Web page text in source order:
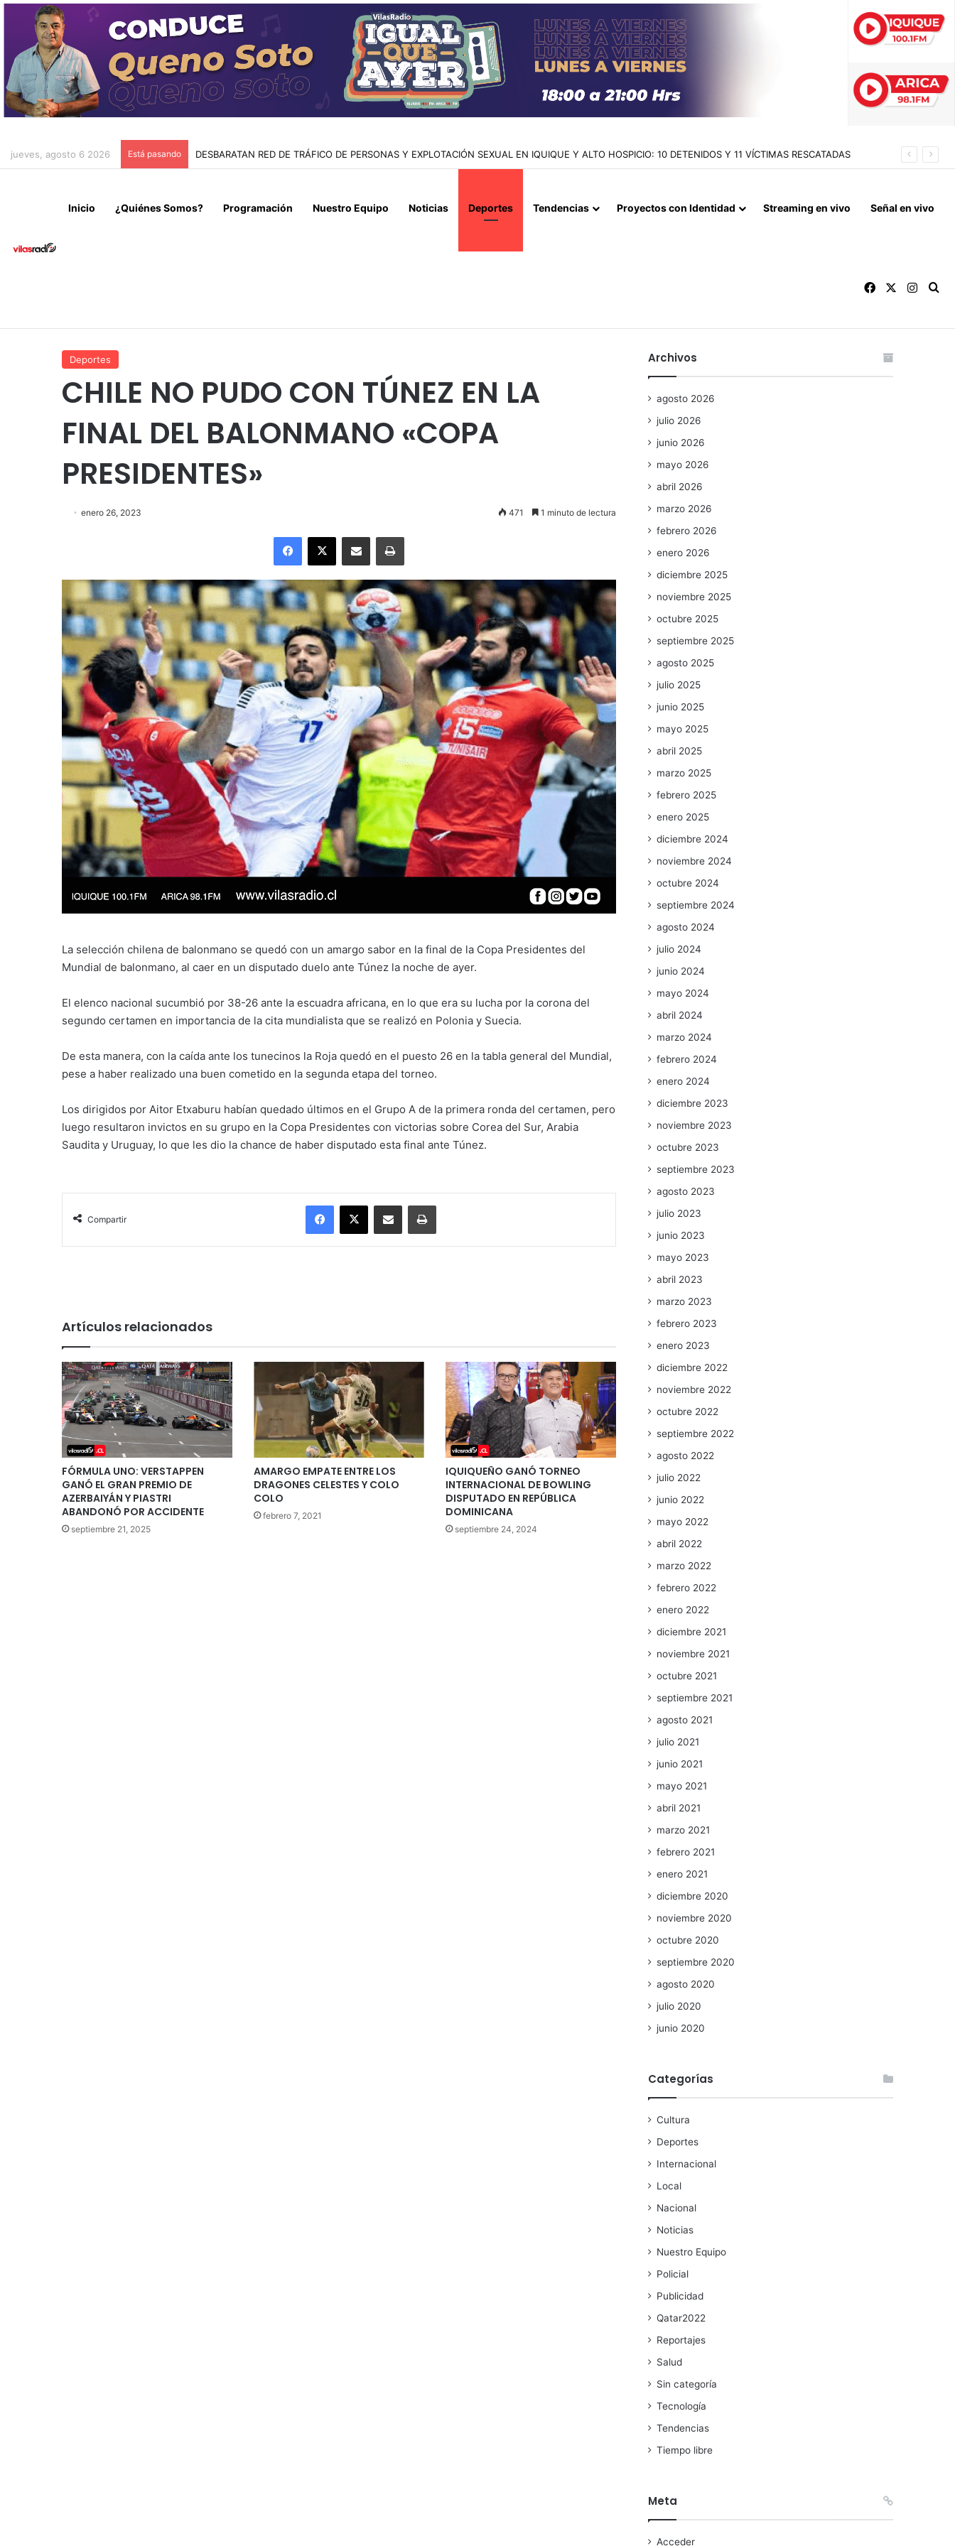
jueves, agosto 6 2026 Está pasando DESBARATAN RED DE TRÁFICO DE PERSONAS Y EXPLOTACIÓN SEXUAL EN IQUIQUE Y ALTO HOSPICIO: 10 DETENIDOS Y 11 VÍCTIMAS RESCATADAS
Inicio ¿Quiénes Somos? Programación Nuestro Equipo Noticias Deportes Tendencias Proyectos con Identidad Streaming en vivo Señal en vivo
Facebook
Deportes
CHILE NO PUDO CON TÚNEZ EN LA
FINAL DEL BALONMANO «COPA
PRESIDENTES»
enero 26, 2023 471 1 minuto de lectura
Facebook
X Enviar vía email Imprimir
La selección chilena de balonmano se quedó con un amargo sabor en la final de la Copa Presidentes del
Mundial de balonmano, al caer en un disputado duelo ante Túnez la noche de ayer.
El elenco nacional sucumbió por 38-26 ante la escuadra africana, en lo que era su lucha por la corona del
segundo certamen en importancia de la cita mundialista que se realizó en Polonia y Suecia.
De esta manera, con la caída ante los tunecinos la Roja quedó en el puesto 26 en la tabla general del Mundial,
pese a haber realizado una buen cometido en la segunda etapa del torneo.
Los dirigidos por Aitor Etxaburu habían quedado últimos en el Grupo A de la primera ronda del certamen, pero
luego resultaron invictos en su grupo en la Copa Presidentes con victorias sobre Corea del Sur, Arabia
Saudita y Uruguay, lo que les dio la chance de haber disputado esta final ante Túnez.
Compartir
Facebook
X Enviar vía email Imprimir
Artículos relacionados
FÓRMULA UNO: VERSTAPPEN
GANÓ EL GRAN PREMIO DE
AZERBAIYÁN Y PIASTRI
ABANDONÓ POR ACCIDENTE
septiembre 21, 2025
AMARGO EMPATE ENTRE LOS
DRAGONES CELESTES Y COLO
COLO
febrero 7, 2021
IQUIQUEÑO GANÓ TORNEO
INTERNACIONAL DE BOWLING
DISPUTADO EN REPÚBLICA
DOMINICANA
septiembre 24, 2024
Archivos
agosto 2026
julio 2026
junio 2026
mayo 2026
abril 2026
marzo 2026
febrero 2026
enero 2026
diciembre 2025
noviembre 2025
octubre 2025
septiembre 2025
agosto 2025
julio 2025
junio 2025
mayo 2025
abril 2025
marzo 2025
febrero 2025
enero 2025
diciembre 2024
noviembre 2024
octubre 2024
septiembre 2024
agosto 2024
julio 2024
junio 2024
mayo 2024
abril 2024
marzo 2024
febrero 2024
enero 2024
diciembre 2023
noviembre 2023
octubre 2023
septiembre 2023
agosto 2023
julio 2023
junio 2023
mayo 2023
abril 2023
marzo 2023
febrero 2023
enero 2023
diciembre 2022
noviembre 2022
octubre 2022
septiembre 2022
agosto 2022
julio 2022
junio 2022
mayo 2022
abril 2022
marzo 2022
febrero 2022
enero 2022
diciembre 2021
noviembre 2021
octubre 2021
septiembre 2021
agosto 2021
julio 2021
junio 2021
mayo 2021
abril 2021
marzo 2021
febrero 2021
enero 2021
diciembre 2020
noviembre 2020
octubre 2020
septiembre 2020
agosto 2020
julio 2020
junio 2020
Categorías
Cultura
Deportes
Internacional
Local
Nacional
Noticias
Nuestro Equipo
Policial
Publicidad
Qatar2022
Reportajes
Salud
Sin categoría
Tecnología
Tendencias
Tiempo libre
Meta
Acceder